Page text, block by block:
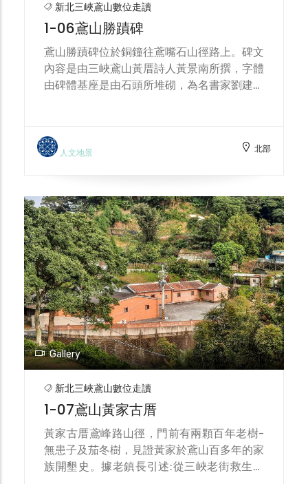
新北三峽鳶山數位走讀
1-06鳶山勝蹟碑
鳶山勝蹟碑位於銅鐘往鳶嘴石山徑路上。碑文
內容是由三峽鳶山黃厝詩人黃景南所撰，字體
由碑體基座是由石頭所堆砌，為名書家劉建余
及聯社相互徵聯，創造出諸多精美的詩聯。記
錄著當時代之時代三峽風貌使得三峽成為文風
臺北縣三峽鎮西南。山形酷似飛鳶。因名鳶
山。淡水廳誌古蹟考載有鶯歌山與鳶山對峙。
相傳吐霧成瘴。鄭成功進軍迷路，砲斷其項。
斷痕宛然。春秋佳日。遊人絡繹不絕。每一登
臨。心曠神怡。俯瞰淡江。綠水縈帶。東顧峽
市。閭閻撲地。西望桃園。遠及滄海。南極插
天山、加久嶺高聳雲宵。北達基隆雨港。隱約
可見。絕頂有清風洞。夏涼冬溫。咸稱勝蹟
焉。中華民國六十五年歲次丙辰三峽詩社同人
陳天賜、周耀東、林映西、王明義、張應晉、
劉鉅篆、林先義、劉人傑、陳重明、黃景南、
陳榮豐、薛照明等特為立碑紀石。 詩人鳶山
人文地景 北部
Gallery
新北三峽鳶山數位走讀
1-07鳶山黃家古厝
黃家古厝鳶峰路山徑，門前有兩顆百年老樹-
無患子及茄冬樹，見證黃家於鳶山百多年的家
族開墾史。據老鎮長引述:從三峽老街救生診